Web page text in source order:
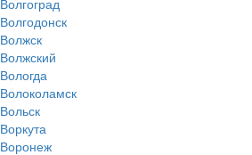
Волгоград
Волгодонск
Волжск
Волжский
Вологда
Волоколамск
Вольск
Воркута
Воронеж